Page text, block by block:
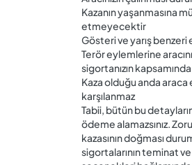
Kazanın yaşanmasına
etmeyecektir
Gösteri ve yarış benzeri
Terör eylemlerine
sigortanızın
Kaza olduğu anda
karşılanmaz
Tabii, bütün bu
ödeme alamazsınız.
kazasının doğması
sigortalarının teminat